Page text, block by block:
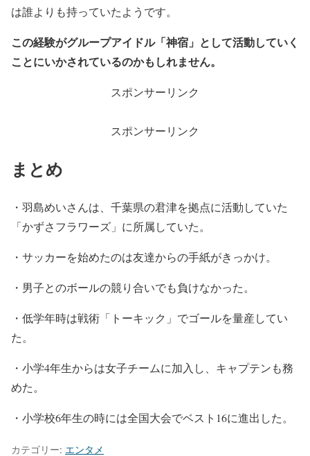
は誰よりも持っていたようです。
この経験がグループアイドル「神宿」として活動していく
ことにいかされているのかもしれません。
スポンサーリンク
スポンサーリンク
まとめ
・羽島めいさんは、千葉県の君津を拠点に活動していた
「かずさフラワーズ」に所属していた。
・サッカーを始めたのは友達からの手紙がきっかけ。
・男子とのボールの競り合いでも負けなかった。
・低学年時は戦術「トーキック」でゴールを量産してい
た。
・小学4年生からは女子チームに加入し、キャプテンも務
めた。
・小学校6年生の時には全国大会でベスト16に進出した。
カテゴリー: エンタメ